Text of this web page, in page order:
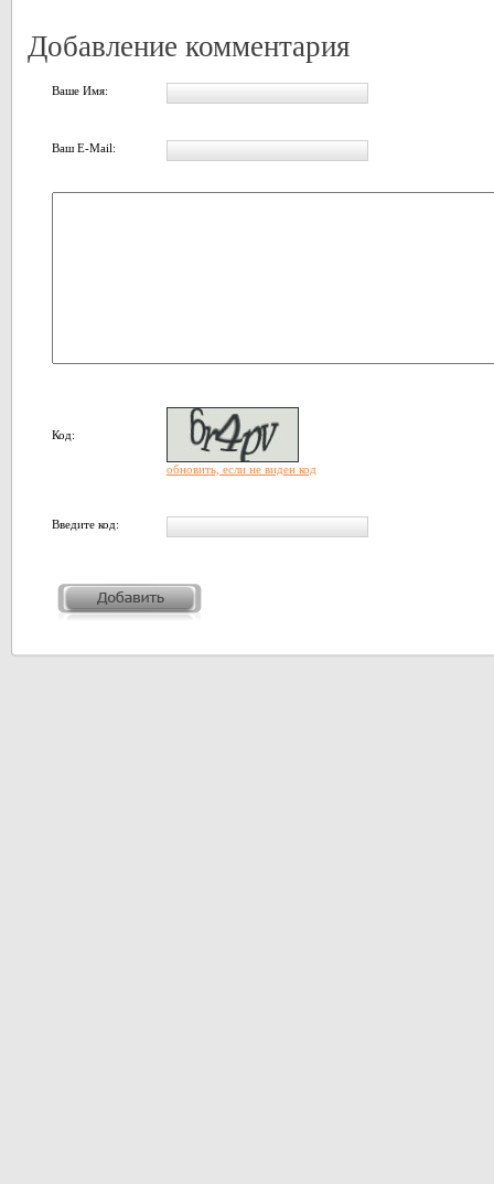
Добавление комментария
Ваше Имя:
Ваш E-Mail:
Код:
обновить, если не виден код
Введите код: